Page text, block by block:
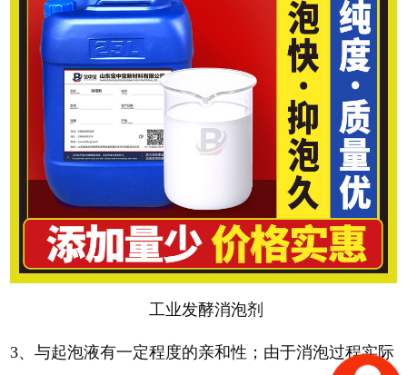
工业发酵消泡剂
3、与起泡液有一定程度的亲和性 ； 由于消泡过程实际